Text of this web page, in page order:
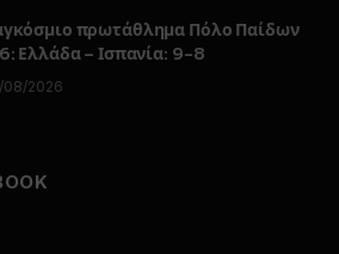
πρωτάθλημα Πόλο Παίδων
Ελλάδα – Ισπανία: 9-8
08/2026